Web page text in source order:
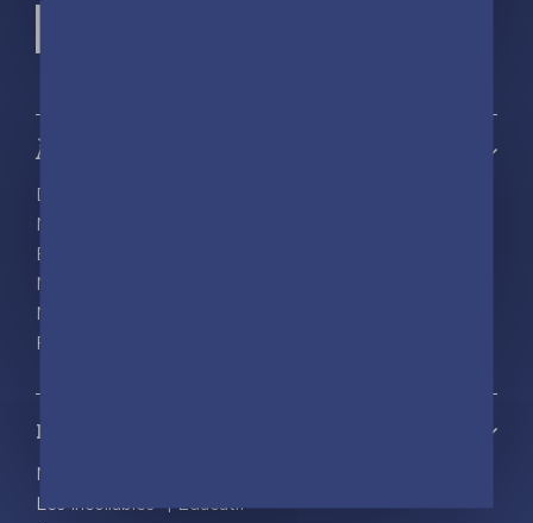
À propos
Découvrir playBac
Nos actualités
Espace pro
Nous rejoindre
Nous contacter
Foreign rights
Notre catalogue
Nos nouveautés
Les Incollables® | Éducatif